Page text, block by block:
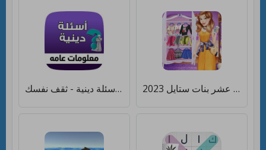
لعبة اسئلة دينية - ثقف نفسك [Много денег] لعبة تلبيس عشر بنات ستايل 2023 [Мод меню]